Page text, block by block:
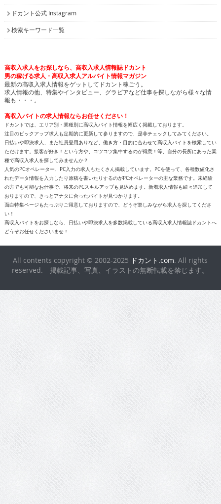
ドカント公式 Instagram
検索キーワード一覧
高収入求人をお探しなら、高収入求人情報誌ドカント
男の稼げる求人・高収入求人アルバイト情報マガジン
最新の高収入求人情報をゲットしてドカント稼ごう。
求人情報の他、特集やインタビュー、グラビアなど仕事を探しながら様々な情
報も・・・。
高収入バイトの求人情報ならお任せください！
ドカントでは、エリア別・業種別に高収入バイト情報を幅広く掲載しております。
注目のピックアップ求人も定期的に更新して参りますので、是非チェックしてみてください。
日払いや即決求人、また社員登用ありなど、働き方・目的に合わせて高収入バイトを検索してい
ただけます。接客が好き！という方や、コツコツ集中するのが得意！等、自分の長所にあった業
種で高収入求人を探してみませんか？
人気のPCオペレーター、PC入力の求人もたくさん掲載しています。PCを使って、各種数値化さ
れたデータ情報を入力したり原稿を書いたりするのがPCオペレーターの主な業務です。未経験
の方でも可能なお仕事で、将来のPCスキルアップも見込めます。新着求人情報も続々追加して
おりますので、きっとアナタに合ったバイトが見つかります。
面白特集ページもたっぷりご用意しておりますので、どうぞ楽しみながら求人を探してくださ
い！
高収入バイトをお探しなら、日払いや即決求人を多数掲載している高収入求人情報誌ドカントへ
どうぞお任せくださいませ！
All contents copyright © 2002-2025 ドカント.com. All rights
reserved. 掲載記事、写真、イラストの無断転載を禁じます。